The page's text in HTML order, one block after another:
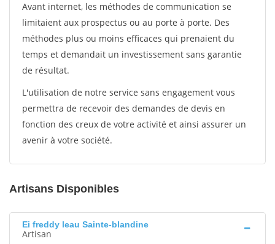
Avant internet, les méthodes de communication se
limitaient aux prospectus ou au porte à porte. Des
méthodes plus ou moins efficaces qui prenaient du
temps et demandait un investissement sans garantie
de résultat.
L'utilisation de notre service sans engagement vous
permettra de recevoir des demandes de devis en
fonction des creux de votre activité et ainsi assurer un
avenir à votre société.
Artisans Disponibles
Ei freddy leau Sainte-blandine
Artisan